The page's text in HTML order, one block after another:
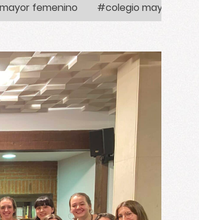
femenino #colegio mayor